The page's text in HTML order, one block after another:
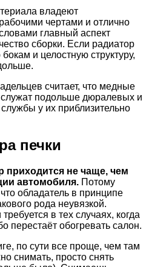
владеют
чертами и отлично
главный аспект
сборки. Если радиатор
и целостную структуру,
считает, что медные
подольше дюралевых и
у их приблизительно
печки
приходится не чаще, чем
автомобиля. Потому
обладатель в принципе
рода неувязкой.
в тех случаях, когда
перестаёт обогревать салон.
по сути все проще, чем там
снимать, просто снять